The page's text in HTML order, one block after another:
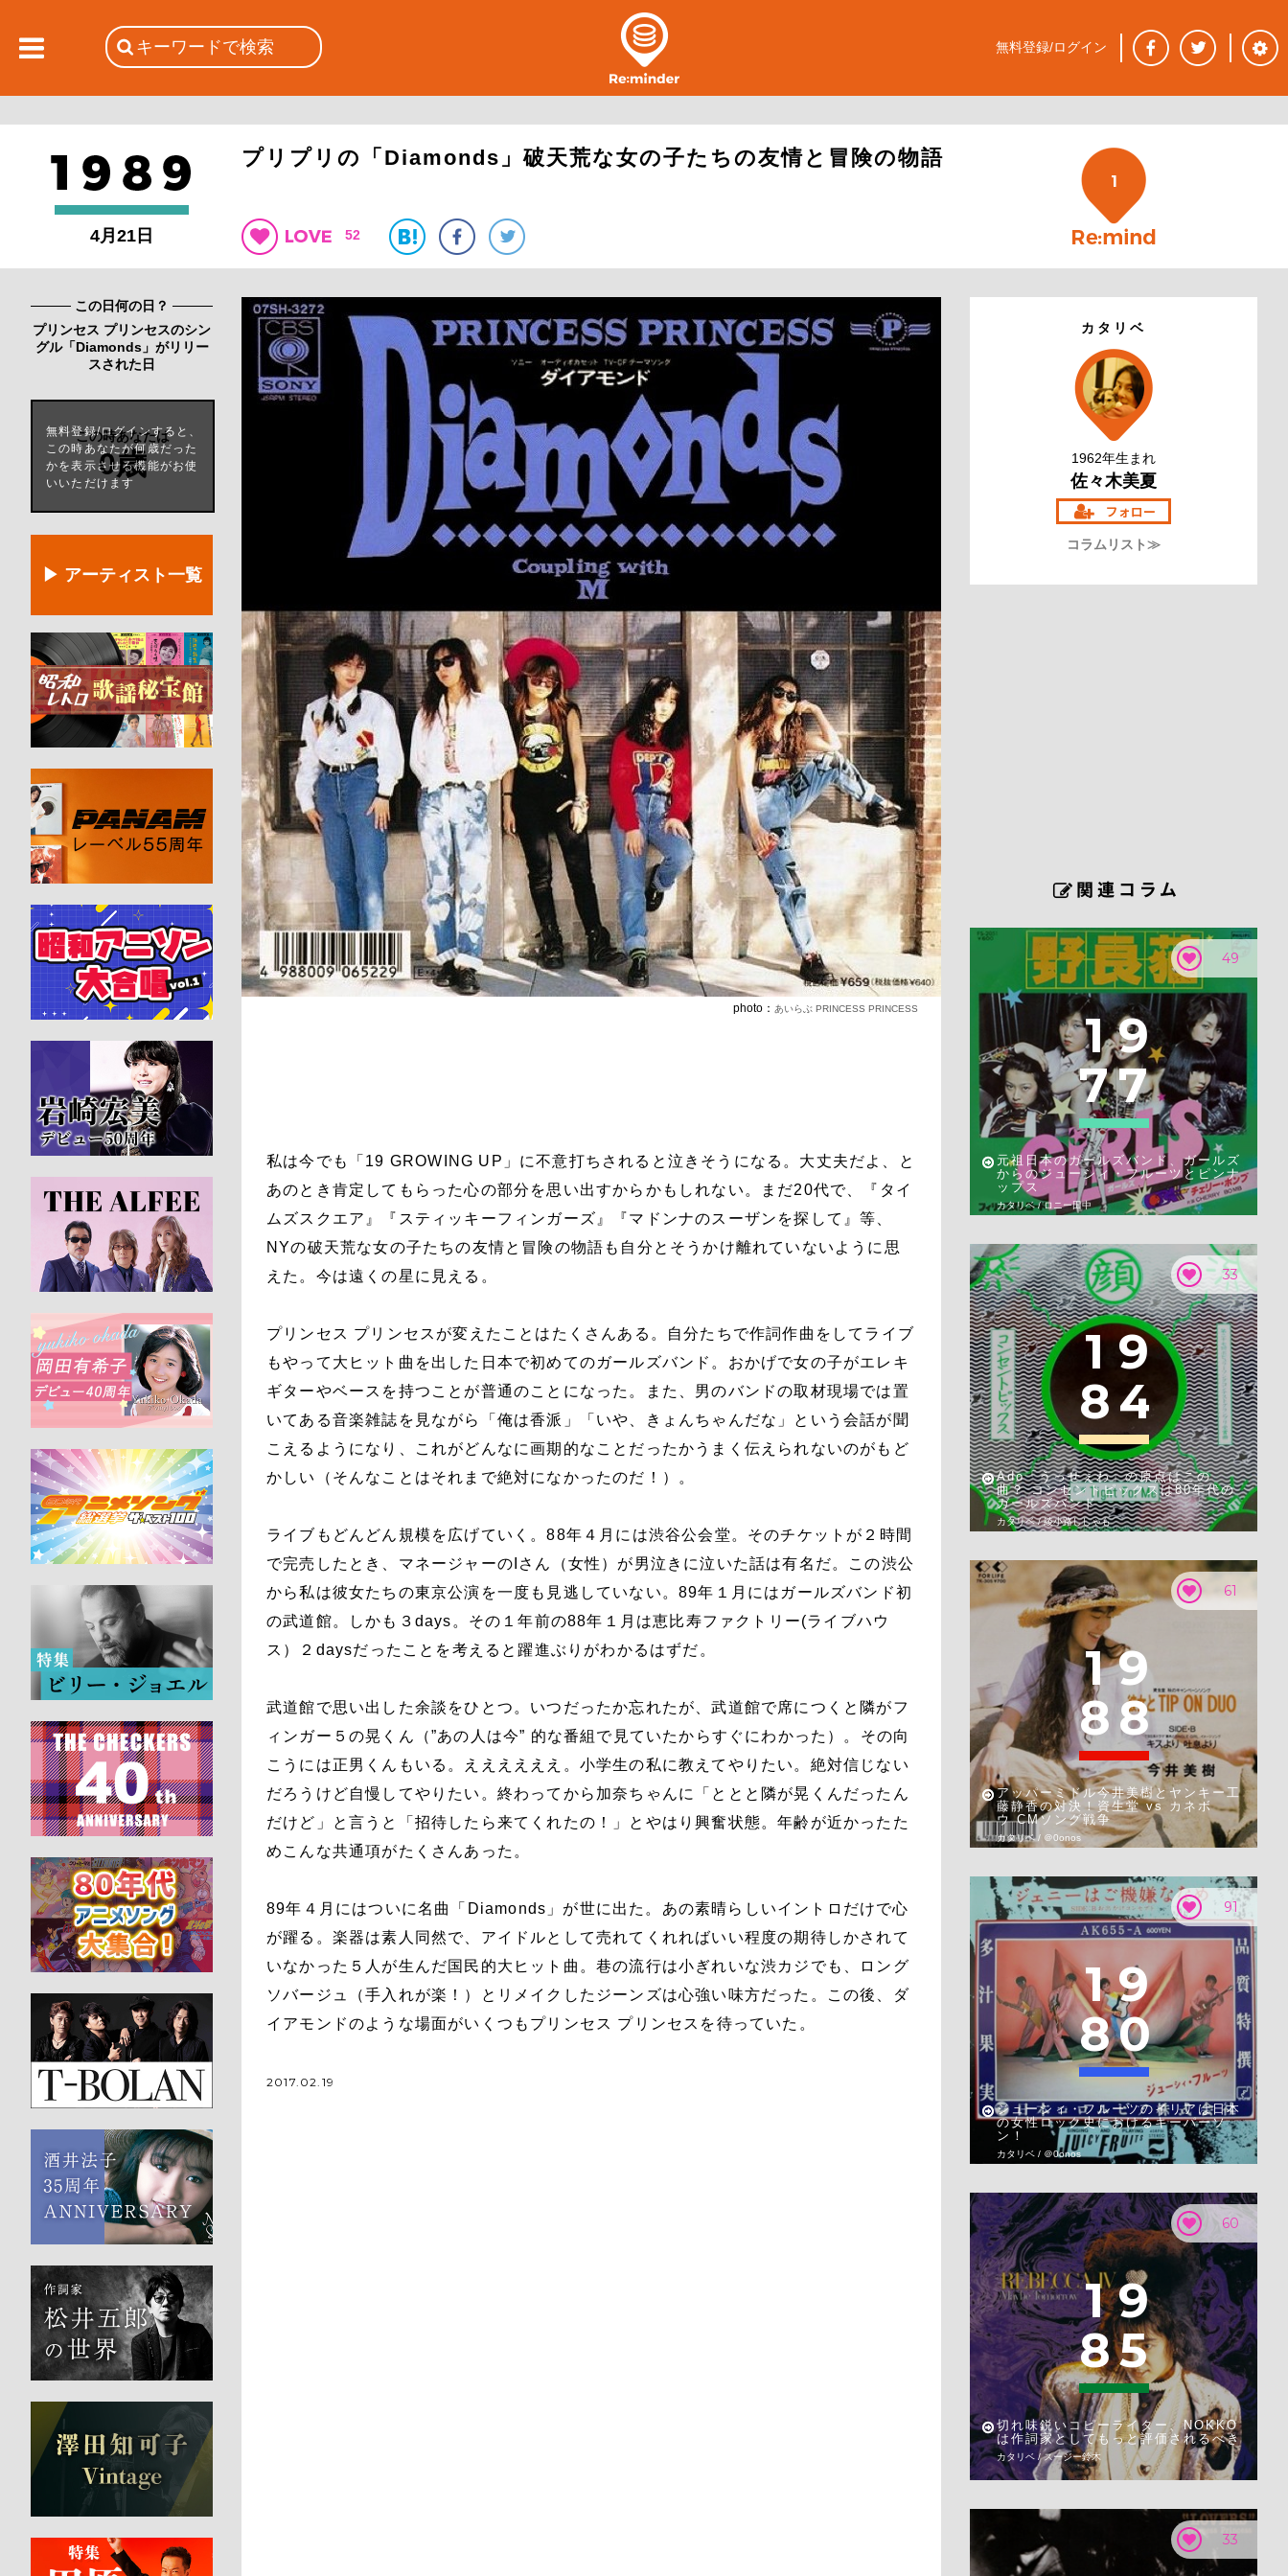
4月21日
プリプリの「Diamonds」破天荒な女の子たちの友情と冒険の物語
52
1
この日何の日？
プリンセス プリンセスのシン
グル「Diamonds」がリリー
スされた日
この時あなたは
0歳
無料登録/ログインすると、
この時あなたが何歳だった
かを表示させる機能がお使
いいただけます
▶ アーティスト一覧
photo： あいらぶ PRINCESS PRINCESS
私は今でも「19 GROWING UP」に不意打ちされると泣きそうになる。大丈夫だよ、と
あのとき肯定してもらった心の部分を思い出すからかもしれない。まだ20代で、『タイ
ムズスクエア』『スティッキーフィンガーズ』『マドンナのスーザンを探して』等、
NYの破天荒な女の子たちの友情と冒険の物語も自分とそうかけ離れていないように思
えた。今は遠くの星に見える。
プリンセス プリンセスが変えたことはたくさんある。自分たちで作詞作曲をしてライブ
もやって大ヒット曲を出した日本で初めてのガールズバンド。おかげで女の子がエレキ
ギターやベースを持つことが普通のことになった。また、男のバンドの取材現場では置
いてある音楽雑誌を見ながら「俺は香派」「いや、きょんちゃんだな」という会話が聞
こえるようになり、これがどんなに画期的なことだったかうまく伝えられないのがもど
かしい（そんなことはそれまで絶対になかったのだ！）。
ライブもどんどん規模を広げていく。88年４月には渋谷公会堂。そのチケットが２時間
で完売したとき、マネージャーのIさん（女性）が男泣きに泣いた話は有名だ。この渋公
から私は彼女たちの東京公演を一度も見逃していない。89年１月にはガールズバンド初
の武道館。しかも３days。その１年前の88年１月は恵比寿ファクトリー(ライブハウ
ス）２daysだったことを考えると躍進ぶりがわかるはずだ。
武道館で思い出した余談をひとつ。いつだったか忘れたが、武道館で席につくと隣がフ
ィンガー５の晃くん（”あの人は今” 的な番組で見ていたからすぐにわかった）。その向
こうには正男くんもいる。ええええええ。小学生の私に教えてやりたい。絶対信じない
だろうけど自慢してやりたい。終わってから加奈ちゃんに「ととと隣が晃くんだったん
だけど」と言うと「招待したら来てくれたの！」とやはり興奮状態。年齢が近かったた
めこんな共通項がたくさんあった。
89年４月にはついに名曲「Diamonds」が世に出た。あの素晴らしいイントロだけで心
が躍る。楽器は素人同然で、アイドルとして売れてくれればいい程度の期待しかされて
いなかった５人が生んだ国民的大ヒット曲。巷の流行は小ぎれいな渋カジでも、ロング
ソバージュ（手入れが楽！）とリメイクしたジーンズは心強い味方だった。この後、ダ
イアモンドのような場面がいくつもプリンセス プリンセスを待っていた。
2017.02.19
カタリベ
1962年生まれ
佐々木美夏
コラムリスト≫
49
1 9
77
元祖日本のガールズバンド、ガールズ
からのジューシィ・フルーツとピンナ
ップス
カタリベ / ロニー田中
33
1 9
84
Ado「うっせぇわ」の原点はこの
曲？ コンセントピックスは80年代の
ガールズバンド
カタリベ / 綾小路ししゃも
61
1 9
88
アッパーミドル今井美樹とヤンキー工
藤静香の対決！資生堂 vs カネボ
ウ CMソング戦争
カタリベ / ＠0onos
91
1 9
80
ジューシィ・フルーツのイリアは日本
の女性ロック史におけるキーパーソ
ン！
カタリベ / ＠0onos
60
1 9
85
切れ味鋭いコピーライター、NOKKO
は作詞家としてもっと評価されるべき
カタリベ / スージー鈴木
33
無料登録/ログイン